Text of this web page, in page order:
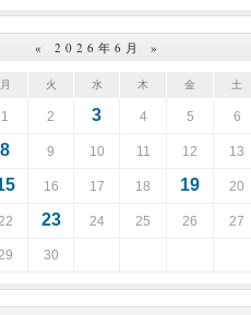
« 2026年6月 »
月 火 水 木 金 土
1 2 3 4 5 6
8 9 10 11 12 13
16 17 18 19 20
23 24 25 26 27
30